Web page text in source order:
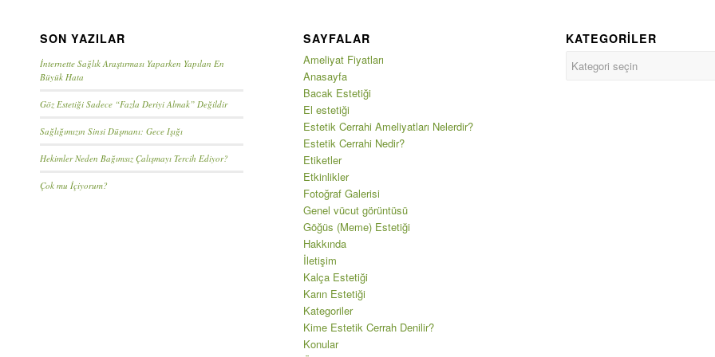
SON YAZILAR
İnternette Sağlık Araştırması Yaparken Yapılan En
Büyük Hata
Göz Estetiği Sadece “Fazla Deriyi Almak” Değildir
Sağlığımızın Sinsi Düşmanı: Gece Işığı
Hekimler Neden Bağımsız Çalışmayı Tercih Ediyor?
Çok mu İçiyorum?
SAYFALAR
Ameliyat Fiyatları
Anasayfa
Bacak Estetiği
El estetiği
Estetik Cerrahi Ameliyatları Nelerdir?
Estetik Cerrahi Nedir?
Etiketler
Etkinlikler
Fotoğraf Galerisi
Genel vücut görüntüsü
Göğüs (Meme) Estetiği
Hakkında
İletişim
Kalça Estetiği
Karın Estetiği
Kategoriler
Kime Estetik Cerrah Denilir?
Konular
KATEGORILER